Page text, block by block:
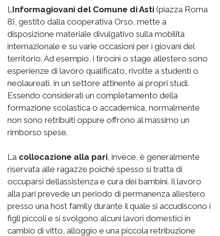
L Informagiovani del Comune di Asti (piazza Roma
8), gestito dalla cooperativa Orso, mette a
disposizione materiale divulgativo sulla mobilità
internazionale e su varie occasioni per i giovani del
territorio. Ad esempio, i tirocini o stage allestero sono
esperienze di lavoro qualificato, rivolte a studenti o
neolaureati, in un settore attinente ai propri studi.
Essendo considerati un completamento della
formazione scolastica o accademica, normalmente
non sono retribuiti oppure offrono al massimo un
rimborso spese.
La collocazione alla pari , invece, è generalmente
riservata alle ragazze poiché spesso si tratta di
occuparsi dellassistenza e cura dei bambini. Il lavoro
alla pari prevede un periodo di permanenza allestero
presso una host family durante il quale si accudiscono i
figli piccoli e si svolgono alcuni lavori domestici in
cambio di vitto, alloggio e una piccola retribuzione